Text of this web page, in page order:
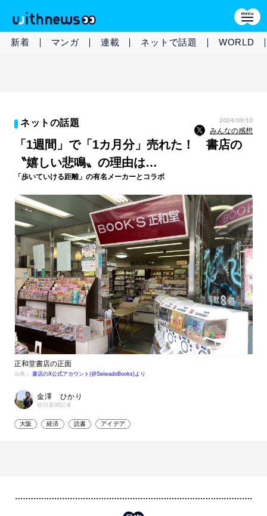
新着 マンガ 連載 ネットで話題 WORLD
ネットの話題 2024/09/10
みんなの感想
「1週間」で「1カ月分」売れた！ 書店の
〝嬉しい悲鳴〟の理由は…
「歩いていける距離」の有名メーカーとコラボ
正和堂書店の正面
出典： 書店のX公式アカウント(@SeiwadoBooks)より
金澤 ひかり
朝日新聞記者
大阪 経済 読書 アイデア